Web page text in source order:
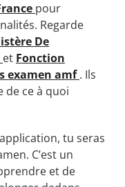
pour
Regarde
De
et Fonction
examen amf. Ils
ce à quoi
tu seras
C’est un
et de